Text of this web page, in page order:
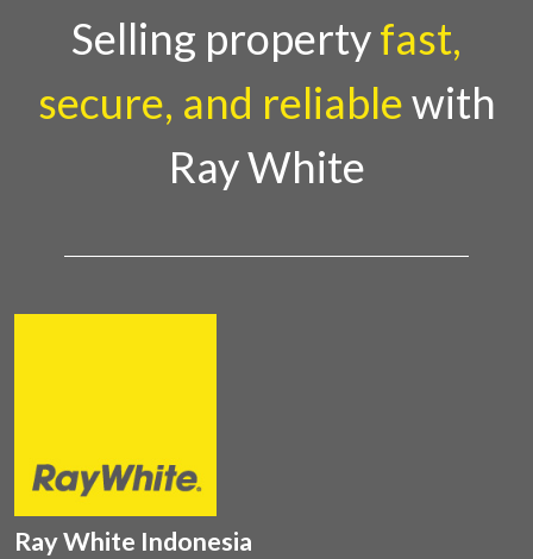
Selling propertyfast,
secure, and reliablewith
Ray White
Ray White Indonesia